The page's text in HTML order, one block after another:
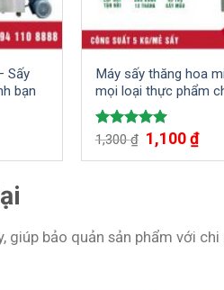
Sấy
bạn
Máy sấy thăng hoa
mọi loại thực phẩm
Được xếp
1,300₫ 1,100₫
bảo quản sản phẩm với chi